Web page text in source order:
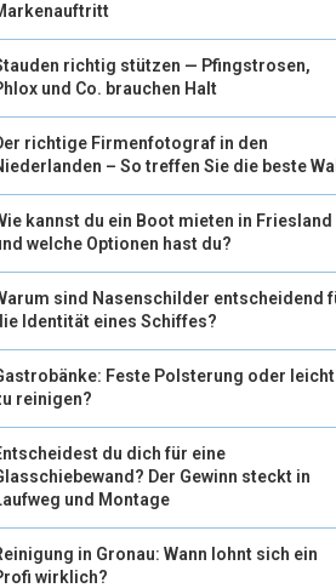
richtig stützen — Pfingstrosen,
und Co. brauchen Halt
richtige Firmenfotograf in den
– So treffen Sie die beste
kannst du ein Boot mieten in Friesland
welche Optionen hast du?
sind Nasenschilder entscheidend
Identität eines Schiffes?
Feste Polsterung oder leicht
reinigen?
du dich für eine
Der Gewinn steckt in
und Montage
in Gronau: Wann lohnt sich ein
wirklich?